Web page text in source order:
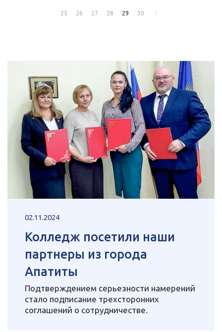
25 26 27 28 29 30 1
02.11.2024
Колледж посетили наши
партнеры из города
Апатиты
Подтверждением серьезности намерений
стало подписание трехсторонних
соглашений о сотрудничестве.